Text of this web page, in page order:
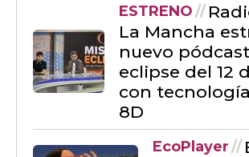
ESTRENO
La Mancha
nuevo
eclipse del 12
con
8D
EcoPlayer